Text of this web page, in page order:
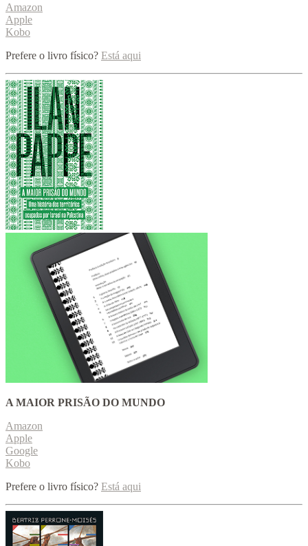
Amazon
Apple
Kobo
Prefere o livro físico? Está aqui
A MAIOR PRISÃO DO MUNDO
Amazon
Apple
Google
Kobo
Prefere o livro físico? Está aqui